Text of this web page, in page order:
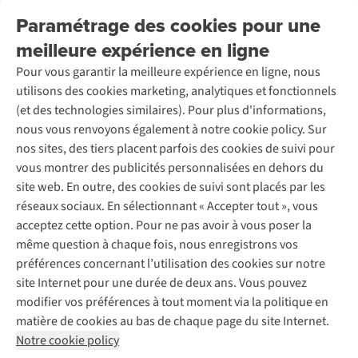
Paramétrage des cookies pour une
meilleure expérience en ligne
Pour vous garantir la meilleure expérience en ligne, nous
utilisons des cookies marketing, analytiques et fonctionnels
(et des technologies similaires). Pour plus d'informations,
nous vous renvoyons également à notre cookie policy. Sur
nos sites, des tiers placent parfois des cookies de suivi pour
vous montrer des publicités personnalisées en dehors du
site web. En outre, des cookies de suivi sont placés par les
réseaux sociaux. En sélectionnant « Accepter tout », vous
acceptez cette option. Pour ne pas avoir à vous poser la
même question à chaque fois, nous enregistrons vos
préférences concernant l’utilisation des cookies sur notre
site Internet pour une durée de deux ans. Vous pouvez
modifier vos préférences à tout moment via la politique en
matière de cookies au bas de chaque page du site Internet.
Notre cookie policy
Retourner
Rétractation d'une commande
Entretien & réparations
Garantie
Contactez-nous
Entreprise responsable
À propos d’Ayacucho
Nos magasins
À propos d’A.S.Adventure
Déclaration d'accessibilité
Location / Location sports d’hiver
Seconde-main
Entretien de ski
Service de lavage
Entretien de chaussures
Réparation de chaussures
Réparation de vêtements
Retouches
Pour les entreprises
Découvrez
A.S.Magazine
Explore Camp
Gear Check
Expertise & conseils
Abonnez-vous à la newsletter
Suivez-nous
Mentions légales
Politique de confidentialité
Conditions générales
Cookie Policy